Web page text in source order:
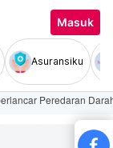
Masuk
Asuransiku
Peredaran